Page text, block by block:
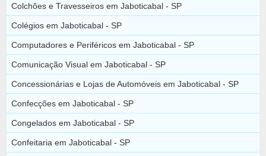
Colchões e Travesseiros em Jaboticabal - SP
Colégios em Jaboticabal - SP
Computadores e Periféricos em Jaboticabal - SP
Comunicação Visual em Jaboticabal - SP
Concessionárias e Lojas de Automóveis em Jaboticabal - SP
Confecções em Jaboticabal - SP
Congelados em Jaboticabal - SP
Confeitaria em Jaboticabal - SP